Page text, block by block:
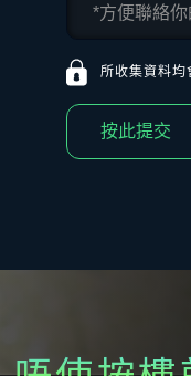
所收集資料均
按此提交